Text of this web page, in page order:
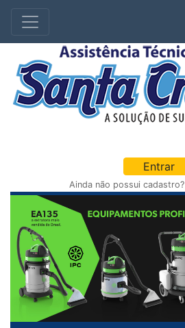
Entrar
Ainda não possui cadastro?